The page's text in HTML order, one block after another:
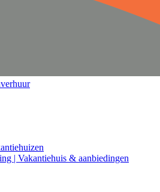
| Vakantiehuis & aanbiedingen